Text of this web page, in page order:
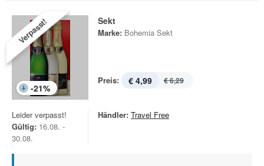
Verpasst!
-21%
Sekt
Marke: Bohemia Sekt
Preis: € 4,99 € 6,29
Leider verpasst!
Gültig: 16.08. -
30.08.
Händler: Travel Free